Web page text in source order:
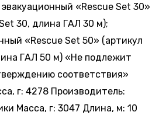
«Rescue Set 30»
30, длина ГАЛ 30 м);
«Rescue Set 50» (артикул
ГАЛ 50 м) «Не подлежит
соответствия»
г: 4278 Производитель:
Масса, г: 3047 Длина, м: 10